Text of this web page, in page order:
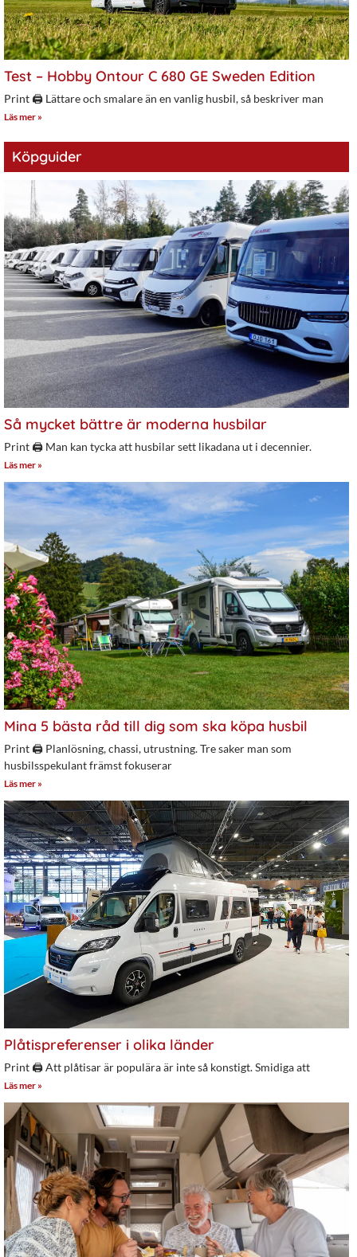
Test – Hobby Ontour C 680 GE Sweden Edition
Print 🖨 Lättare och smalare än en vanlig husbil, så beskriver man
Läs mer »
Köpguider
Så mycket bättre är moderna husbilar
Print 🖨 Man kan tycka att husbilar sett likadana ut i decennier.
Läs mer »
Mina 5 bästa råd till dig som ska köpa husbil
Print 🖨 Planlösning, chassi, utrustning. Tre saker man som
husbilsspekulant främst fokuserar
Läs mer »
Plåtispreferenser i olika länder
Print 🖨 Att plåtisar är populära är inte så konstigt. Smidiga att
Läs mer »